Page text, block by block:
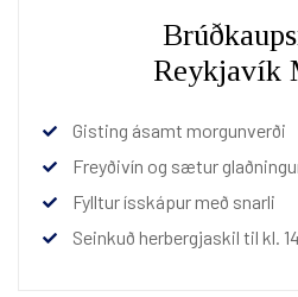
Reykjavík
Gisting ásamt morgunverði
Freyðivín og sætur
Fylltur ísskápur með snarli
Seinkuð herbergjaskil til kl.